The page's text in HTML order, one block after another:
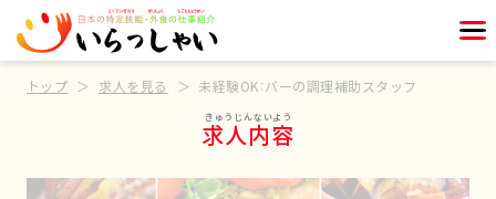
トップ 求人を見る 未経験OK：バーの調理補助スタッフ
求人内容